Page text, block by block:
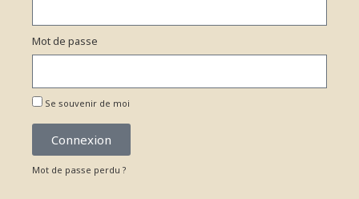
Mot de passe
Se souvenir de moi
Connexion
Mot de passe perdu ?